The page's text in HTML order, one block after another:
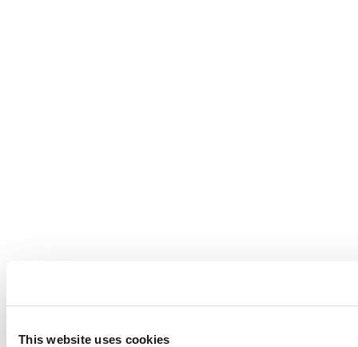
This website uses cookies